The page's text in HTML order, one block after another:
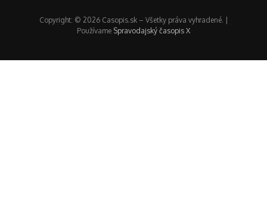
Copyright: © 2026 Casopis.sk – Všetky práva vyhradené. |
Používame Spravodajský časopis X